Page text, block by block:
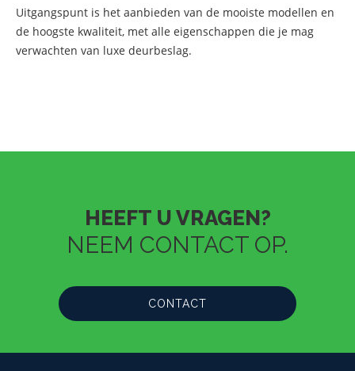
Uitgangspunt is het aanbieden van de mooiste modellen en
de hoogste kwaliteit, met alle eigenschappen die je mag
verwachten van luxe deurbeslag.
HEEFT U VRAGEN?
NEEM CONTACT OP.
CONTACT